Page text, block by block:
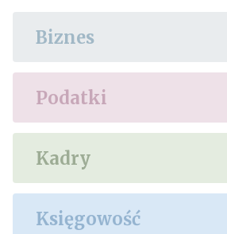
Biznes
Podatki
Kadry
Księgowość